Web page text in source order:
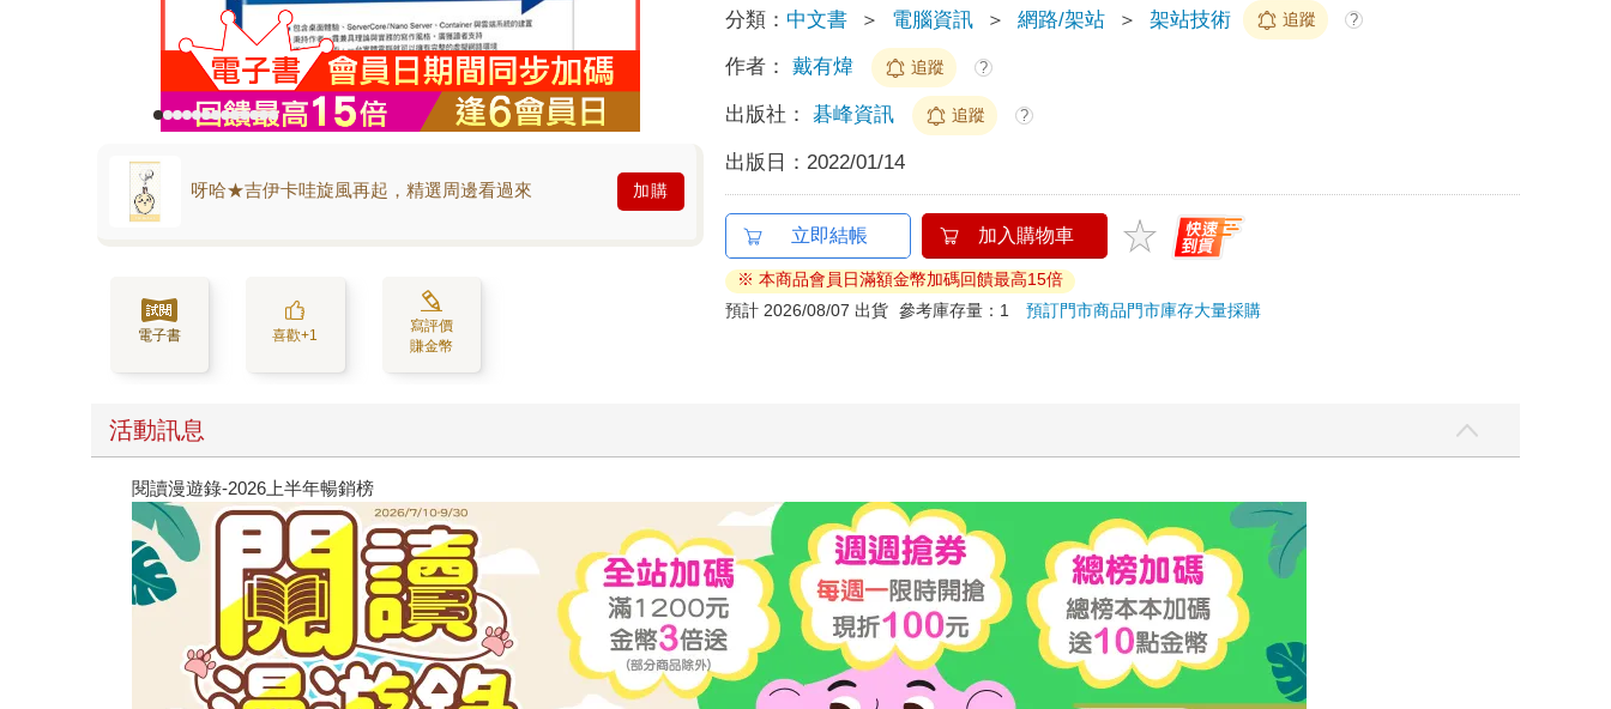
呀哈★吉伊卡哇旋風再起，精選周邊看過來 加購
電子書 喜歡+1
寫評價
賺金幣
分類： 中文書 ＞ 電腦資訊 ＞ 網路/架站 ＞ 架站技術 追蹤 ?
作者： 戴有煒 追蹤 ?
出版社： 碁峰資訊 追蹤 ?
出版日： 2022/01/14
立即結帳 加入購物車
※ 本商品會員日滿額金幣加碼回饋最高15倍
預計 2026/08/07 出貨 參考庫存量：1預訂門市商品門市庫存大量採購
活動訊息
閱讀漫遊錄-2026上半年暢銷榜